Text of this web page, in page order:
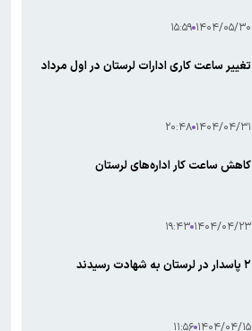
۱۴۰۴/۰۵/۳۰ ۱۵:۵۹
تغییر ساعت کاری ادارات لرستان در اول مرداد
۱۴۰۴/۰۴/۳۱ ۲۰:۴۸
کاهش ساعت کار اداره‌های لرستان
۱۴۰۴/۰۴/۲۳ ۱۹:۴۳
۲ پاسدار در لرستان به شهادت رسیدند
۱۴۰۴/۰۴/۱۵ ۱۱:۵۶